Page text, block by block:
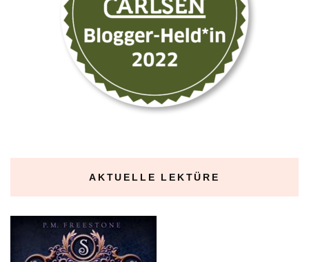
AKTUELLE LEKTÜRE